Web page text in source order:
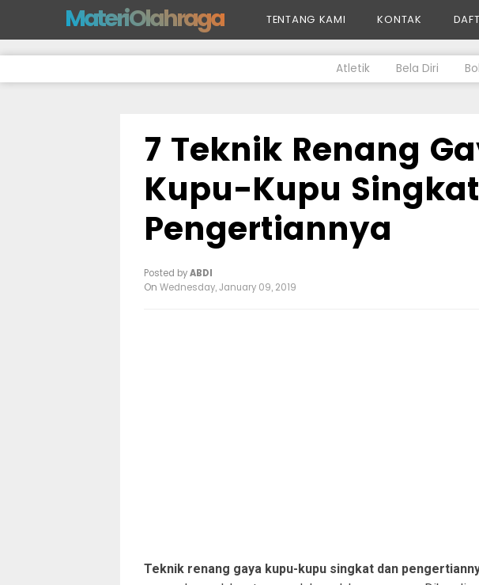
MateriOlahraga TENTANG KAMI KONTAK
Atletik Bela Diri
7 Teknik Renang
Kupu-Kupu
Pengertiannya
Posted byABDI
On Wednesday, January 09, 2019
Teknik renang gaya kupu-kupu singkat dan